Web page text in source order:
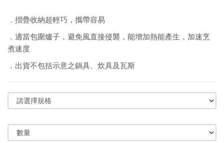
．摺疊收納超輕巧，攜帶容易
．適當包圍爐子，避免風直接侵襲，能增加熱能產生，加速烹
煮速度
．出貨不包括示意之鍋具、炊具及瓦斯